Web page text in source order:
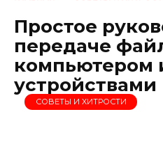
Простое
передаче
компьютером
устройствами
СОВЕТЫ И ХИТРОСТИ